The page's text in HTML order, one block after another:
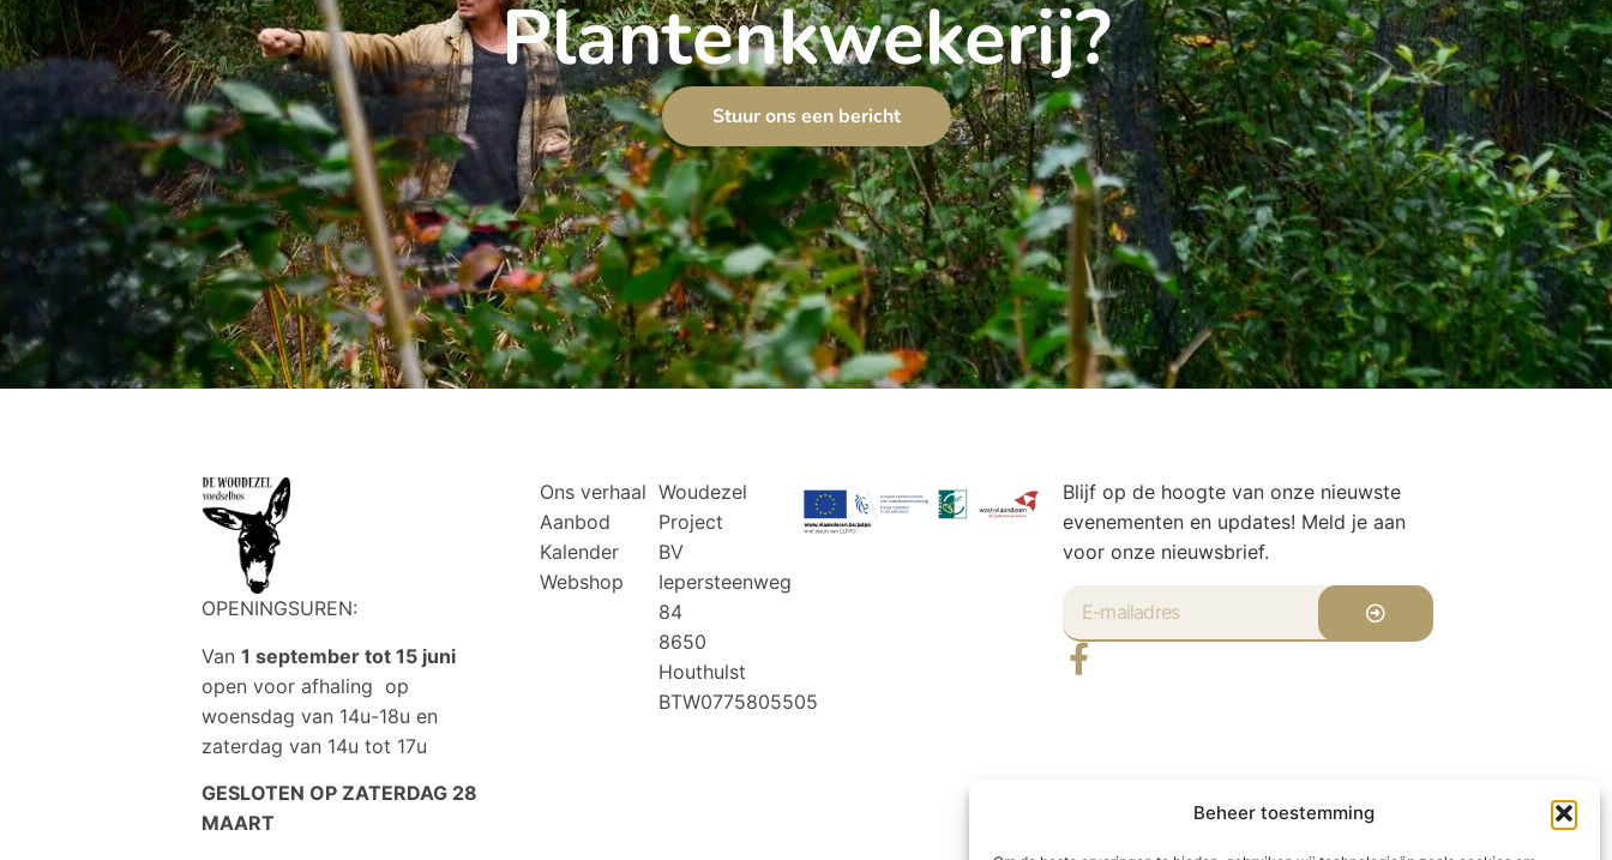
Beheer toestemming
Plantenkwekerij?
Stuur ons een bericht
OPENINGSUREN:
Van 1 september tot 15 juni
open voor afhaling op
woensdag van 14u-18u en
zaterdag van 14u tot 17u
GESLOTEN OP ZATERDAG 28
MAART
Ons verhaal
Aanbod
Kalender
Webshop
Woudezel
Project
BV
Iepersteenweg
84
8650
Houthulst
BTW0775805505
Blijf op de hoogte van onze nieuwste
evenementen en updates! Meld je aan
voor onze nieuwsbrief.